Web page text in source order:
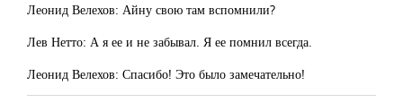
Леонид Велехов: Айну свою там вспомнили?
Лев Нетто: А я ее и не забывал. Я ее помнил всегда.
Леонид Велехов: Спасибо! Это было замечательно!